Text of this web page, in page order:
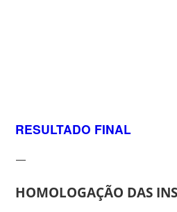
RESULTADO FINAL
—
HOMOLOGAÇÃO DAS